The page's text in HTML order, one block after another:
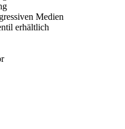
Medien
erhältlich